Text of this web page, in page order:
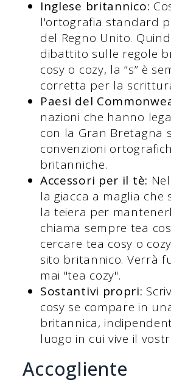
Inglese britannico:
l'ortografia standard
del Regno Unito.
dibattito sulle regole
cosy o cozy, la “s” è
corretta per la
Paesi del
nazioni che hanno
con la Gran Bretagna
convenzioni
britanniche.
Accessori per il tè:
la giacca a maglia che
la teiera per
chiama sempre tea
cercare tea cosy o
sito britannico. Verrà
mai "tea cozy".
Sostantivi propri:
cosy se compare in
britannica,
luogo in cui vive il
Accogliente